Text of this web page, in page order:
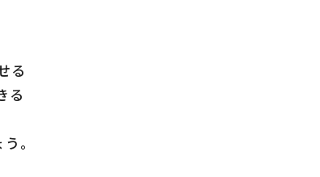
る
る
。